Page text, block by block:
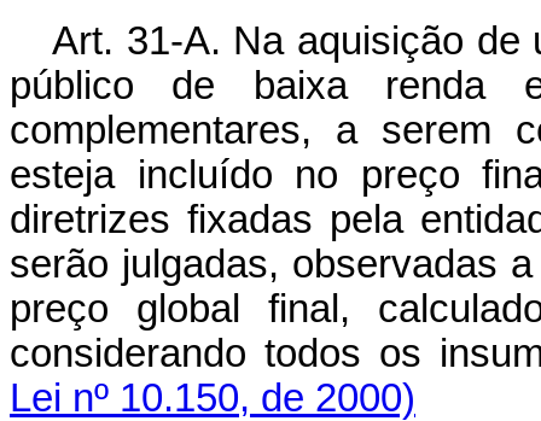
Art. 31-A. Na aquisição de
público de baixa renda
complementares, a serem
esteja incluído no preço
diretrizes fixadas pela
serão julgadas, observadas
preço global final,
considerando todos os
Lei nº 10.150, de 2000)